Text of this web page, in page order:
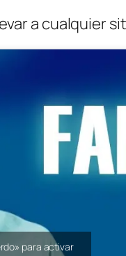
a cualquier
para activar